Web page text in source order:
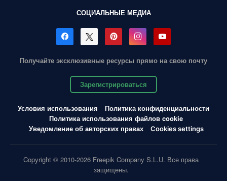
СОЦИАЛЬНЫЕ МЕДИА
Получайте эксклюзивные ресурсы прямо на свою почту
Зарегистрироваться
Условия использования
Политика конфиденциальности
Политика использования файлов cookie
Уведомление об авторских правах
Cookies settings
Copyright © 2010-2026 Freepik Company S.L.U. Все права
защищены.